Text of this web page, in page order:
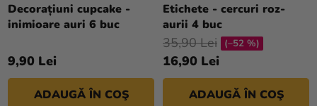
Decorațiuni cupcake -
inimioare auri 6 buc
9,90 Lei
ADAUGĂ ÎN COŞ
Etichete - cercuri roz-
aurii 4 buc
16,90 Lei
35,90 Lei (–52 %)
ADAUGĂ ÎN COŞ